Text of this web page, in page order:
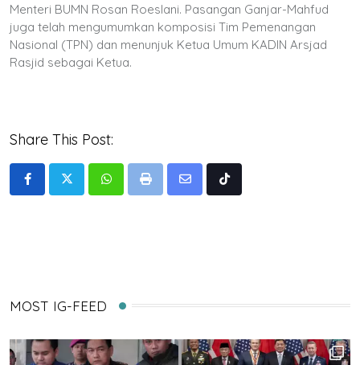
Menteri BUMN Rosan Roeslani. Pasangan Ganjar-Mahfud
juga telah mengumumkan komposisi Tim Pemenangan
Nasional (TPN) dan menunjuk Ketua Umum KADIN Arsjad
Rasjid sebagai Ketua.
Share This Post:
WhatsappPrint
Share
Tiktok
MOST IG-FEED